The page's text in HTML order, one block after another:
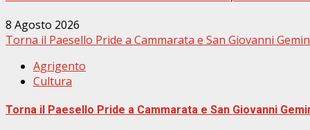
8 Agosto 2026
Torna il Paesello Pride a Cammarata e San Giovanni
Agrigento
Cultura
Torna il Paesello Pride a Cammarata e San Giovanni